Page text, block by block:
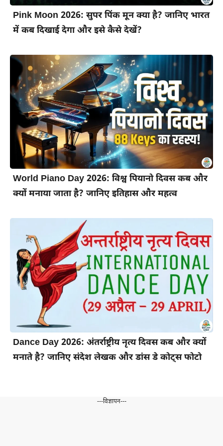
Pink Moon 2026: सुपर पिंक मून क्या है? जानिए भारत
में कब दिखाई देगा और इसे कैसे देखें?
World Piano Day 2026: विश्व पियानो दिवस कब और
क्यों मनाया जाता है? जानिए इतिहास और महत्व
Dance Day 2026: अंतर्राष्ट्रीय नृत्य दिवस कब और क्यों
मनाते है? जानिए संदेश लेखक और डांस डे कोट्स फोटो
---विज्ञापन---